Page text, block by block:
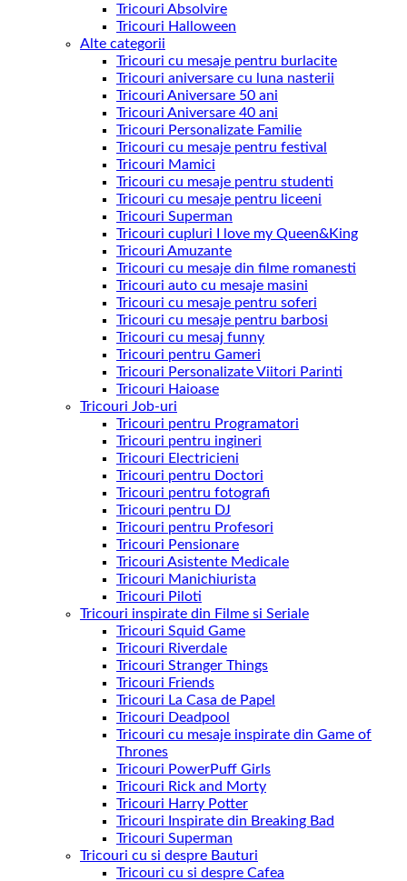
Tricouri Absolvire
Tricouri Halloween
Alte categorii
Tricouri cu mesaje pentru burlacite
Tricouri aniversare cu luna nasterii
Tricouri Aniversare 50 ani
Tricouri Aniversare 40 ani
Tricouri Personalizate Familie
Tricouri cu mesaje pentru festival
Tricouri Mamici
Tricouri cu mesaje pentru studenti
Tricouri cu mesaje pentru liceeni
Tricouri Superman
Tricouri cupluri I love my Queen&King
Tricouri Amuzante
Tricouri cu mesaje din filme romanesti
Tricouri auto cu mesaje masini
Tricouri cu mesaje pentru soferi
Tricouri cu mesaje pentru barbosi
Tricouri cu mesaj funny
Tricouri pentru Gameri
Tricouri Personalizate Viitori Parinti
Tricouri Haioase
Tricouri Job-uri
Tricouri pentru Programatori
Tricouri pentru ingineri
Tricouri Electricieni
Tricouri pentru Doctori
Tricouri pentru fotografi
Tricouri pentru DJ
Tricouri pentru Profesori
Tricouri Pensionare
Tricouri Asistente Medicale
Tricouri Manichiurista
Tricouri Piloti
Tricouri inspirate din Filme si Seriale
Tricouri Squid Game
Tricouri Riverdale
Tricouri Stranger Things
Tricouri Friends
Tricouri La Casa de Papel
Tricouri Deadpool
Tricouri cu mesaje inspirate din Game of
Thrones
Tricouri PowerPuff Girls
Tricouri Rick and Morty
Tricouri Harry Potter
Tricouri Inspirate din Breaking Bad
Tricouri Superman
Tricouri cu si despre Bauturi
Tricouri cu si despre Cafea